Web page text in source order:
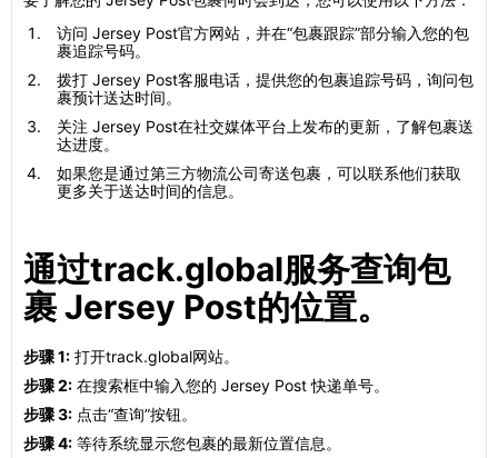
访问 Jersey Post官方网站，并在“包裹跟踪”部分输入您的包
裹追踪号码。
拨打 Jersey Post客服电话，提供您的包裹追踪号码，询问包
裹预计送达时间。
关注 Jersey Post在社交媒体平台上发布的更新，了解包裹送
达进度。
如果您是通过第三方物流公司寄送包裹，可以联系他们获取
更多关于送达时间的信息。
通过track.global服务查询包
裹 Jersey Post的位置。
步骤 1: 打开track.global网站。
步骤 2: 在搜索框中输入您的 Jersey Post 快递单号。
步骤 3: 点击“查询”按钮。
步骤 4: 等待系统显示您包裹的最新位置信息。